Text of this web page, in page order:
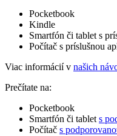
Pocketbook
Kindle
Smartfón či tablet s
Počítač s príslušnou
Viac informácií v našich
Prečítate na:
Pocketbook
Smartfón či tablet s
Počítač s